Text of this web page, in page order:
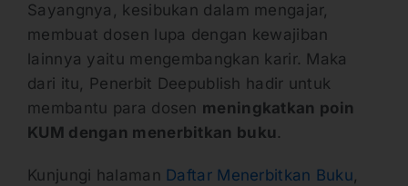
Sayangnya, kesibukan dalam mengajar,
membuat dosen lupa dengan kewajiban
lainnya yaitu mengembangkan karir. Maka
dari itu, Penerbit Deepublish hadir untuk
membantu para dosen meningkatkan poin
KUM dengan menerbitkan buku .
Kunjungi halaman Daftar Menerbitkan Buku,